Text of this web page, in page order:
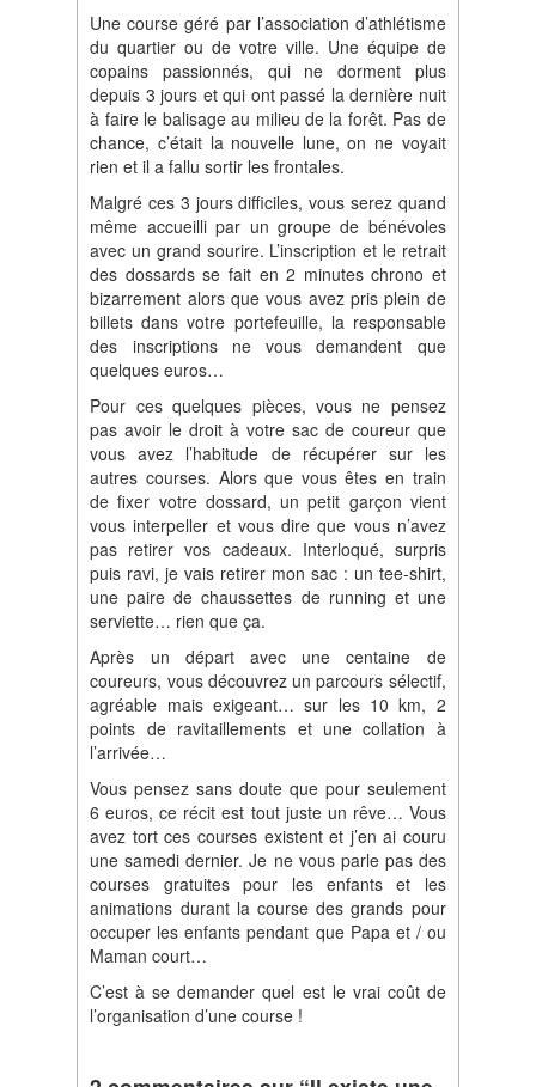
Une course géré par l’association d’athlétisme
du quartier ou de votre ville. Une équipe de
copains passionnés, qui ne dorment plus
depuis 3 jours et qui ont passé la dernière nuit
à faire le balisage au milieu de la forêt. Pas de
chance, c’était la nouvelle lune, on ne voyait
rien et il a fallu sortir les frontales.
Malgré ces 3 jours difficiles, vous serez quand
même accueilli par un groupe de bénévoles
avec un grand sourire. L’inscription et le retrait
des dossards se fait en 2 minutes chrono et
bizarrement alors que vous avez pris plein de
billets dans votre portefeuille, la responsable
des inscriptions ne vous demandent que
quelques euros…
Pour ces quelques pièces, vous ne pensez
pas avoir le droit à votre sac de coureur que
vous avez l’habitude de récupérer sur les
autres courses. Alors que vous êtes en train
de fixer votre dossard, un petit garçon vient
vous interpeller et vous dire que vous n’avez
pas retirer vos cadeaux. Interloqué, surpris
puis ravi, je vais retirer mon sac : un tee-shirt,
une paire de chaussettes de running et une
serviette… rien que ça.
Après un départ avec une centaine de
coureurs, vous découvrez un parcours sélectif,
agréable mais exigeant… sur les 10 km, 2
points de ravitaillements et une collation à
l’arrivée…
Vous pensez sans doute que pour seulement
6 euros, ce récit est tout juste un rêve… Vous
avez tort ces courses existent et j’en ai couru
une samedi dernier. Je ne vous parle pas des
courses gratuites pour les enfants et les
animations durant la course des grands pour
occuper les enfants pendant que Papa et / ou
Maman court…
C’est à se demander quel est le vrai coût de
l’organisation d’une course !